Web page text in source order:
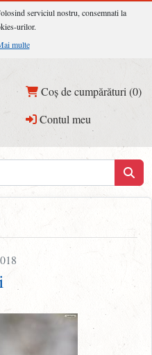
serviciul nostru, consemnati la
urilor.
multe
Coș de cumpărături (0)
Contul meu